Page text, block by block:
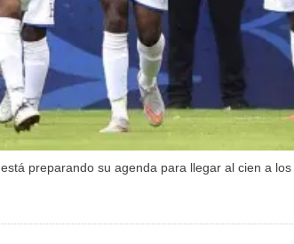
preparando su agenda para llegar al cien a